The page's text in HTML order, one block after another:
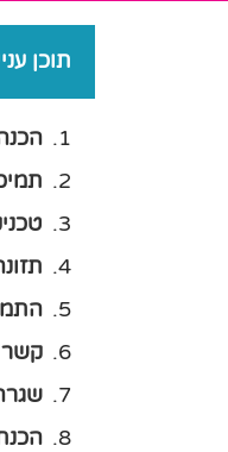
תוכן
קשר